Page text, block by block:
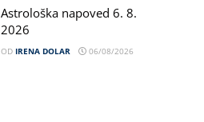
Astrološka napoved 6. 8.
2026
OD IRENA DOLAR 06/08/2026